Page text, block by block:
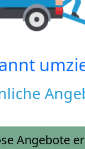
Angebote